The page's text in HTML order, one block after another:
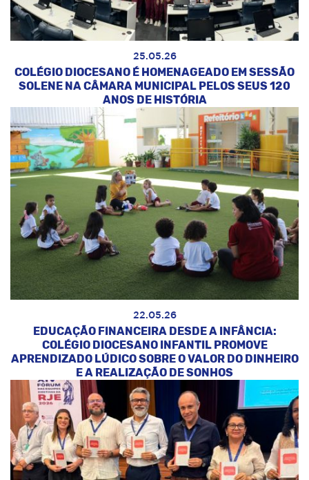
25.05.26
COLÉGIO DIOCESANO É HOMENAGEADO EM SESSÃO
SOLENE NA CÂMARA MUNICIPAL PELOS SEUS 120
ANOS DE HISTÓRIA
22.05.26
EDUCAÇÃO FINANCEIRA DESDE A INFÂNCIA:
COLÉGIO DIOCESANO INFANTIL PROMOVE
APRENDIZADO LÚDICO SOBRE O VALOR DO DINHEIRO
E A REALIZAÇÃO DE SONHOS